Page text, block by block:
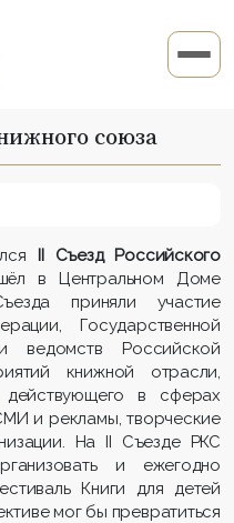
союза
II Съезд Российского
в Центральном Доме
приняли участие
Государственной
ведомств Российской
книжной отрасли,
действующего в сферах
и рекламы, творческие
На II Съезде РКС
и ежегодно
Книги для детей
мог бы превратиться